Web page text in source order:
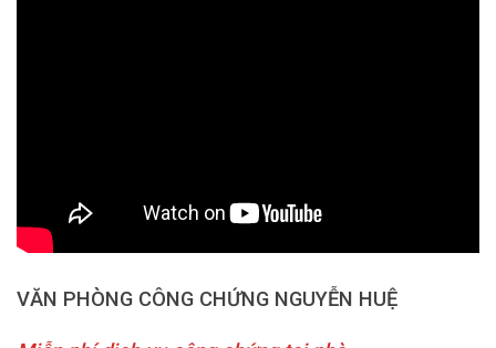
VĂN PHÒNG CÔNG CHỨNG NGUYỄN HUỆ